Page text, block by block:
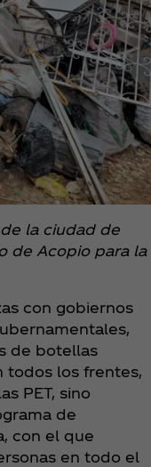
la ciudad de
de Acopio para la
con gobiernos
de botellas
todos los frentes,
PET, sino
de
con el que
en todo el